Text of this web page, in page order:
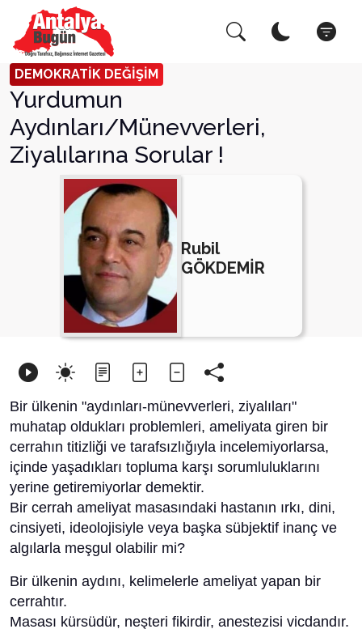
DEMOKRATİK DEĞİŞİM
Yurdumun
Aydınları/Münevverleri,
Ziyalılarına Sorular !
Rubil
GÖKDEMİR
Bir ülkenin "aydınları-münevverleri, ziyalıları"
muhatap oldukları problemleri, ameliyata giren bir
cerrahın titizliği ve tarafsızlığıyla incelemiyorlarsa,
içinde yaşadıkları topluma karşı sorumluluklarını
yerine getiremiyorlar demektir.
Bir cerrah ameliyat masasındaki hastanın ırkı, dini,
cinsiyeti, ideolojisiyle veya başka sübjektif inanç ve
algılarla meşgul olabilir mi?
Bir ülkenin aydını, kelimelerle ameliyat yapan bir
cerrahtır.
Masası kürsüdür, neşteri fikirdir, anestezisi vicdandır.
Arama Yap! Kapat